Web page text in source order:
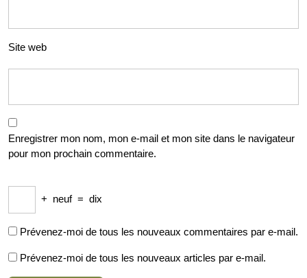
Site web
Enregistrer mon nom, mon e-mail et mon site dans le navigateur
pour mon prochain commentaire.
+ neuf = dix
Prévenez-moi de tous les nouveaux commentaires par e-mail.
Prévenez-moi de tous les nouveaux articles par e-mail.